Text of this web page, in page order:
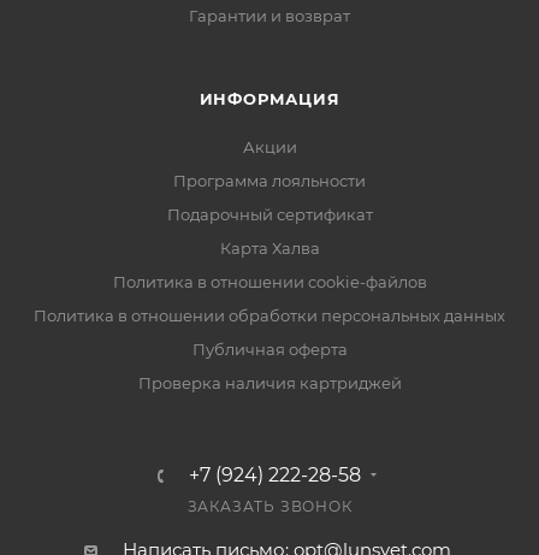
Гарантии и возврат
ИНФОРМАЦИЯ
Акции
Программа лояльности
Подарочный сертификат
Карта Халва
Политика в отношении cookie-файлов
Политика в отношении обработки персональных данных
Публичная оферта
Проверка наличия картриджей
+7 (924) 222-28-58
ЗАКАЗАТЬ ЗВОНОК
Написать письмо: opt@lunsvet.com